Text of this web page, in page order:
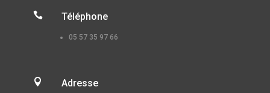
 Téléphone
05 57 35 97 66
 Adresse